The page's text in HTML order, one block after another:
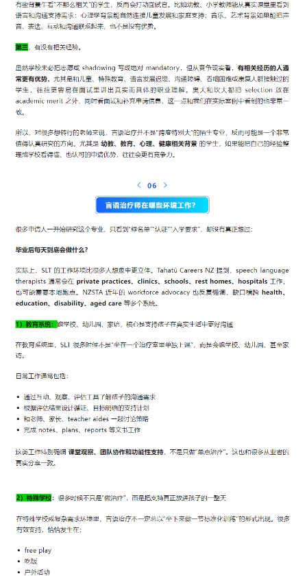
学
访
问
签
证
澳
加
百
伦
百
伦
A
I
咨
询